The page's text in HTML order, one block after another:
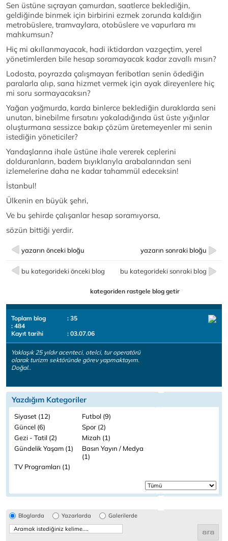
Sen üstüne sıçrayan çamurdan, saatlerce beklediğin,
geldiğinde binmek için birbirini ezmek zorunda kaldığın
metrobüslere, tramvaylara, otobüslere ve vapurlara mı
mahkumsun?
Hiç mi akıllanmayacak, hadi iktidardan vazgeçtim, yerel
yönetimlerden bile hesap soramayacak kadar zavallı mısın?
Lodosta, poyrazda çalışmayan feribotları senin ödediğin
paralarla alıp, sana hizmet vermek için ayak direyenlere hiç
mi soru sormayacaksın?
Yağan yağmurda, karda binlerce beklediğin duraklarda seni
unutan, binebilme fırsatını yakaladığında üst üste yığınlar
oluşturmana sessizce bakıp çözüm üretemeyenler mi senin
istediğin yöneticiler?
Yandaşlarına ihale üstüne ihale vererek ceplerini
dolduranların, badem bıyıklarıyla arabalarından seni
izlemelerine daha ne kadar tahammül edeceksin!
İstanbul!
Ülkenin en büyük şehri,
Ve bu şehirde çalışanlar hesap soramıyorsa,
sözün bittiği yerdir.
yazarın önceki bloğu yazarın sonraki bloğu
bu kategorideki önceki blog bu kategorideki sonraki blog
kategoriden rastgele blog getir
Toplam blog
: 35
: 484
Kayıt tarihi
: 03.07.06
Yaklaşık 25 yıldır acenteci, otelci, tur operatörü
olarak turizm sektöründe görev yapmaktayım.
Doğal..
Yazdığım Kategoriler
Siyaset (12)
Futbol (9)
Güncel (6)
Spor (2)
Gezi - Tatil (2)
Mizah (1)
Gündelik Yaşam (1)
Basın Yayın / Medya
(1)
TV Programları (1)
Bloglarda Yazarlarda Galerilerde